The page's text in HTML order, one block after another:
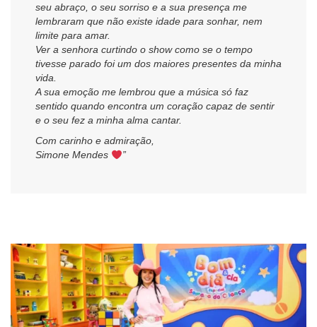
seu abraço, o seu sorriso e a sua presença me
lembraram que não existe idade para sonhar, nem
limite para amar.
Ver a senhora curtindo o show como se o tempo
tivesse parado foi um dos maiores presentes da minha
vida.
A sua emoção me lembrou que a música só faz
sentido quando encontra um coração capaz de sentir
e o seu fez a minha alma cantar.
Com carinho e admiração,
Simone Mendes
”